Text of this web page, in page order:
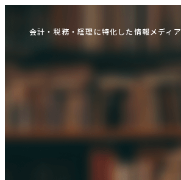
会計・税務・経理に特化した情報メディア